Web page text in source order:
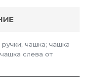
чашка; чашка
слева от